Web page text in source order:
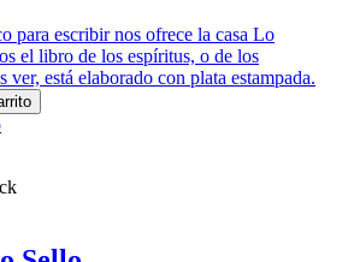
para escribir nos ofrece la casa Lo
el libro de los espíritus, o de los
ver, está elaborado con plata estampada.